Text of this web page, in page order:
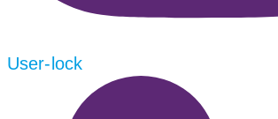
User-lock